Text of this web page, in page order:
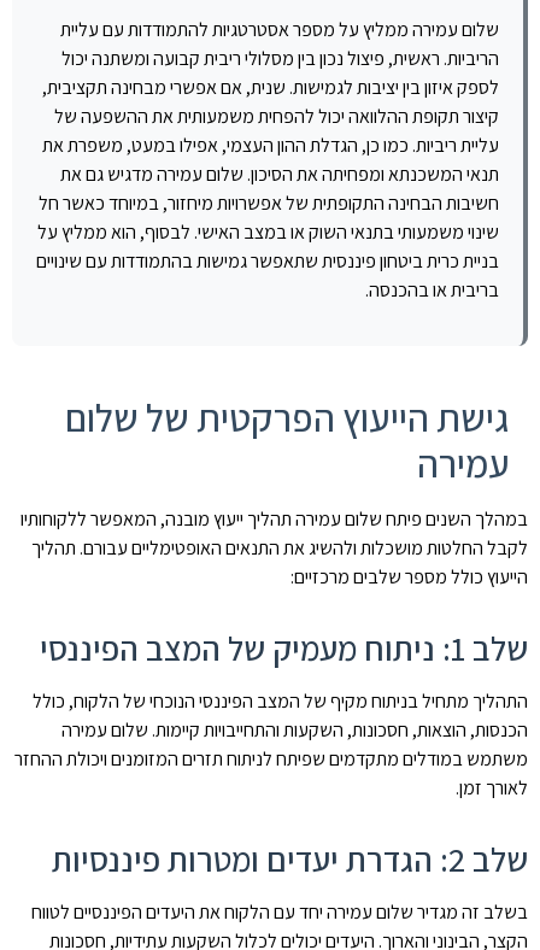
שלום עמירה ממליץ על מספר אסטרטגיות להתמודדות עם עליית
הריביות. ראשית, פיצול נכון בין מסלולי ריבית קבועה ומשתנה יכול
לספק איזון בין יציבות לגמישות. שנית, אם אפשרי מבחינה תקציבית,
קיצור תקופת ההלוואה יכול להפחית משמעותית את ההשפעה של
עליית ריביות. כמו כן, הגדלת ההון העצמי, אפילו במעט, משפרת את
תנאי המשכנתא ומפחיתה את הסיכון. שלום עמירה מדגיש גם את
חשיבות הבחינה התקופתית של אפשרויות מיחזור, במיוחד כאשר חל
שינוי משמעותי בתנאי השוק או במצב האישי. לבסוף, הוא ממליץ על
בניית כרית ביטחון פיננסית שתאפשר גמישות בהתמודדות עם שינויים
בריבית או בהכנסה.
גישת הייעוץ הפרקטית של שלום
עמירה
במהלך השנים פיתח שלום עמירה תהליך ייעוץ מובנה, המאפשר ללקוחותיו
לקבל החלטות מושכלות ולהשיג את התנאים האופטימליים עבורם. תהליך
הייעוץ כולל מספר שלבים מרכזיים:
שלב 1: ניתוח מעמיק של המצב הפיננסי
התהליך מתחיל בניתוח מקיף של המצב הפיננסי הנוכחי של הלקוח, כולל
הכנסות, הוצאות, חסכונות, השקעות והתחייבויות קיימות. שלום עמירה
משתמש במודלים מתקדמים שפיתח לניתוח תזרים המזומנים ויכולת ההחזר
לאורך זמן.
שלב 2: הגדרת יעדים ומטרות פיננסיות
בשלב זה מגדיר שלום עמירה יחד עם הלקוח את היעדים הפיננסיים לטווח
הקצר, הבינוני והארוך. היעדים יכולים לכלול השקעות עתידיות, חסכונות